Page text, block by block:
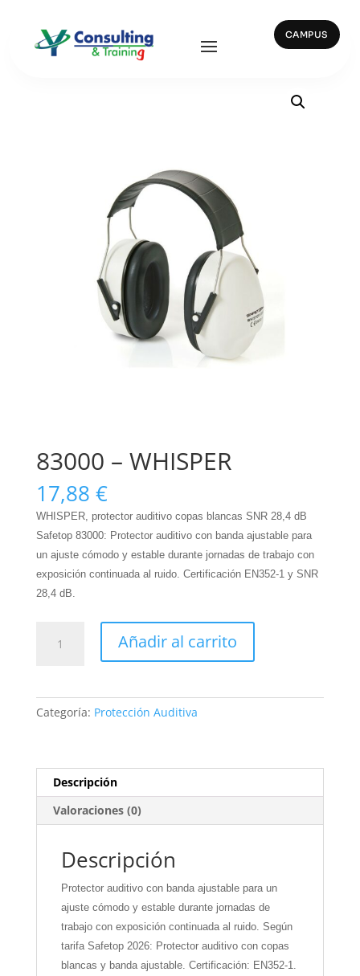
CAMPUS
Inicio Protección Auditiva / 83000 – WHISPER
83000 – WHISPER
17,88 €
WHISPER, protector auditivo copas blancas SNR 28,4 dB
Safetop 83000: Protector auditivo con banda ajustable para
un ajuste cómodo y estable durante jornadas de trabajo con
exposición continuada al ruido. Certificación EN352-1 y SNR
28,4 dB.
Añadir al carrito
Categoría: Protección Auditiva
Descripción
Valoraciones (0)
Descripción
Protector auditivo con banda ajustable para un
ajuste cómodo y estable durante jornadas de
trabajo con exposición continuada al ruido. Según
tarifa Safetop 2026: Protector auditivo con copas
blancas y banda ajustable. Certificación: EN352-1.